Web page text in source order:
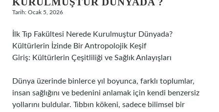
Tarih: Ocak 5, 2026
İlk Tıp Fakültesi Nerede Kurulmuştur Dünyada?
Kültürlerin İzinde Bir Antropolojik Keşif
Giriş: Kültürlerin Çeşitliliği ve Sağlık Anlayışları
Dünya üzerinde binlerce yıl boyunca, farklı toplumlar,
insan sağlığını ve bedenini anlamak için kendi benzersiz
yollarını buldular. Tıbbın kökeni, sadece bilimsel bir